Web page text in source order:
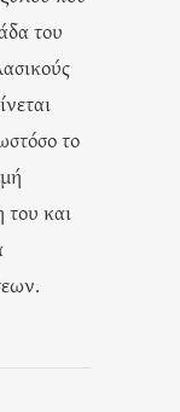
του
το
του και